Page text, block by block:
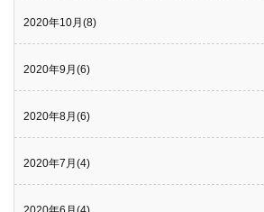
2020年10月(8)
2020年9月(6)
2020年8月(6)
2020年7月(4)